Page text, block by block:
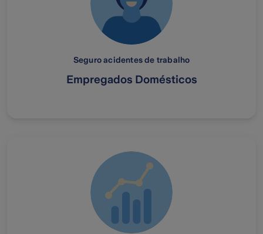
Seguro acidentes de trabalho
Empregados Domésticos